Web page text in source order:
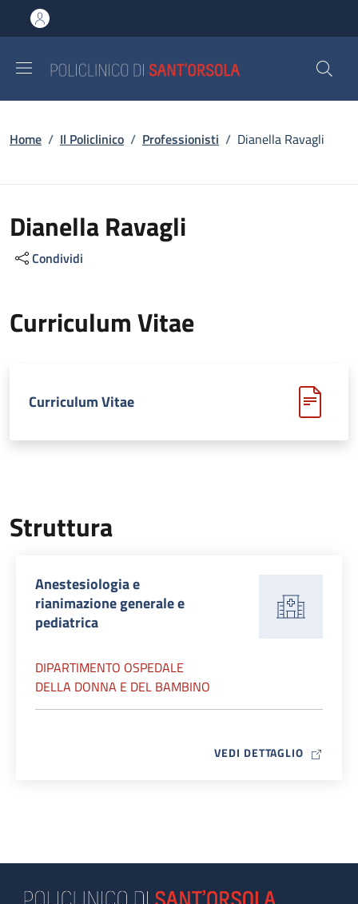
al contenuto principale
to footer content
Briciole di pane
Home / Il Policlinico / Professionisti / Dianella Ravagli
Dianella Ravagli
Condividi
Curriculum Vitae
Curriculum Vitae
Struttura
Anestesiologia e
rianimazione generale e
pediatrica
DIPARTIMENTO OSPEDALE
DELLA DONNA E DEL BAMBINO
VEDI DETTAGLIO MAP ICON